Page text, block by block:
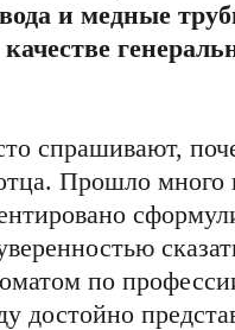
и медные
спрашивают,
Прошло
по
достойно